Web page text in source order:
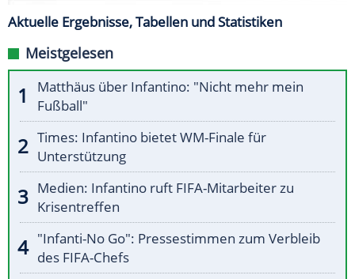
Aktuelle Ergebnisse, Tabellen und Statistiken
Meistgelesen
Matthäus über Infantino: "Nicht mehr mein
Fußball"
Times: Infantino bietet WM-Finale für
Unterstützung
Medien: Infantino ruft FIFA-Mitarbeiter zu
Krisentreffen
"Infanti-No Go": Pressestimmen zum Verbleib
des FIFA-Chefs